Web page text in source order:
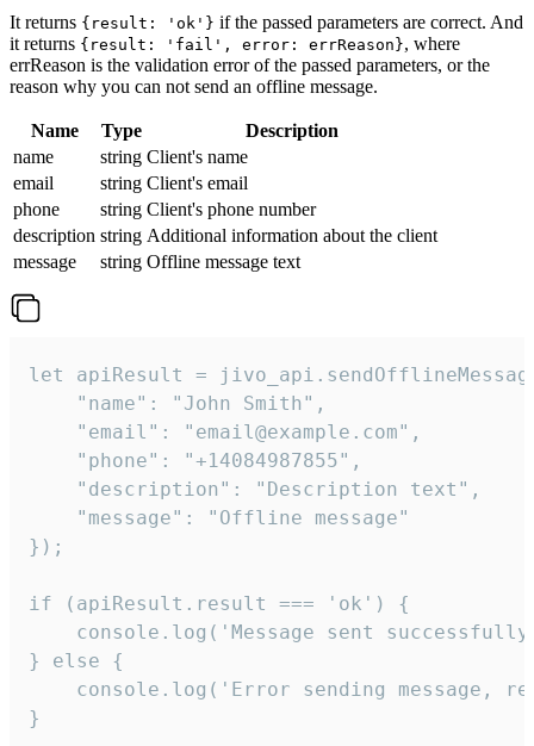
It returns {result: 'ok'} if the passed parameters are correct. And
it returns {result: 'fail', error: errReason}, where
errReason is the validation error of the passed parameters, or the
reason why you can not send an offline message.
Name Type
Description
name
string Client's name
email
string Client's email
phone
string Client's phone number
description string Additional information about the client
message
string Offline message text
let apiResult =
    "name": "John Smith",
    "email": "email@example.com",
    "phone": "+14084987855",
    "description": "Description text",
    "message": "Offline message"
});
if (apiResult.result === 'ok') {
console.log('Message sent
} else {
console.log('Error sending message,
}